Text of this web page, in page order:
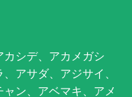
シデ、アカメガシ
アサダ、アジサイ、
ン、アベマキ、アメ